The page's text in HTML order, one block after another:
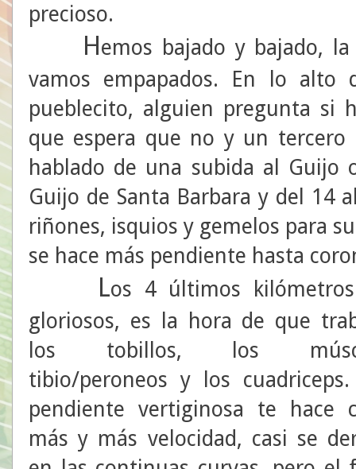
precioso.
Hemos bajado y bajado,
vamos empapados. En lo alto
pueblecito, alguien pregunta si
que espera que no y un
hablado de una subida al Guijo
Guijo de Santa Barbara y del 14
riñones, isquios y gemelos para
se hace más pendiente hasta
Los 4 últimos
gloriosos, es la hora de que
los tobillos, los
tibio/peroneos y los
pendiente vertiginosa te hace
más y más velocidad, casi se